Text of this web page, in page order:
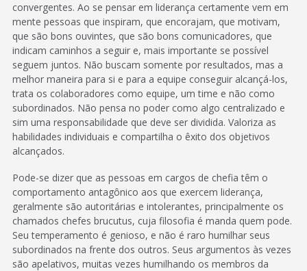
convergentes. Ao se pensar em liderança certamente vem em
mente pessoas que inspiram, que encorajam, que motivam,
que são bons ouvintes, que são bons comunicadores, que
indicam caminhos a seguir e, mais importante se possível
seguem juntos. Não buscam somente por resultados, mas a
melhor maneira para si e para a equipe conseguir alcançá-los,
trata os colaboradores como equipe, um time e não como
subordinados. Não pensa no poder como algo centralizado e
sim uma responsabilidade que deve ser dividida. Valoriza as
habilidades individuais e compartilha o êxito dos objetivos
alcançados.
Pode-se dizer que as pessoas em cargos de chefia têm o
comportamento antagônico aos que exercem liderança,
geralmente são autoritárias e intolerantes, principalmente os
chamados chefes brucutus, cuja filosofia é manda quem pode.
Seu temperamento é genioso, e não é raro humilhar seus
subordinados na frente dos outros. Seus argumentos às vezes
são apelativos, muitas vezes humilhando os membros da